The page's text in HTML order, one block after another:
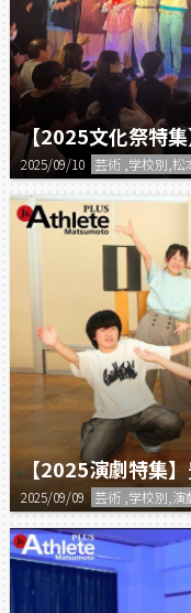
2025/09/10 芸術 ,学校別,
【2025演劇特集
2025/09/09 芸術 ,学校別,